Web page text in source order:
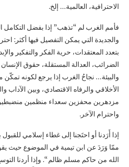
الاحترافية، العالمية… إلخ.
فأمم الغرب لم “تذهب” إذا بفضل التكامل
والجديدة التي يمكن التفصيل فيها أكثر:
بتعدد المعتقدات، حرية الفكر والتفكير
الضرائب، العدالة المستقلة، حقوق
والبيئة… نجاحُ الغرب إذا يرجع لكونه تمكّن
الأخلاقي والرفاه الاقتصادي، وبين الآداب
مزدهرين محفزين سعداء منظمين
واحترام الآخر.
إذا أَرَدنا أو احتَجنا إلى غطاء إسلامي
ممّا وَرَدَ عن ابن تيمية في الموضوع حيث
الله من حاكم مسلم ظالم “. وإذا أردنا